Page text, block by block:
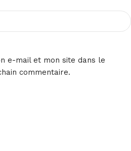
e-mail et mon site dans le
commentaire.